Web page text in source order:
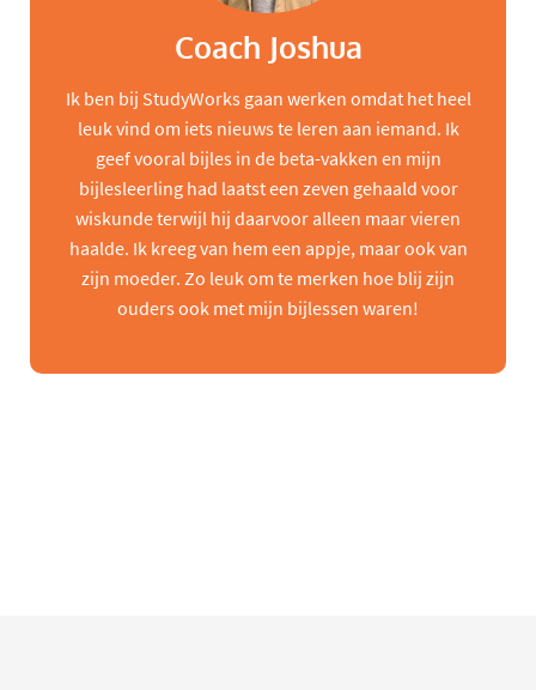
Coach Joshua
Ik ben bij StudyWorks gaan werken omdat het heel
leuk vind om iets nieuws te leren aan iemand. Ik
geef vooral bijles in de beta-vakken en mijn
bijlesleerling had laatst een zeven gehaald voor
wiskunde terwijl hij daarvoor alleen maar vieren
haalde. Ik kreeg van hem een appje, maar ook van
zijn moeder. Zo leuk om te merken hoe blij zijn
ouders ook met mijn bijlessen waren!